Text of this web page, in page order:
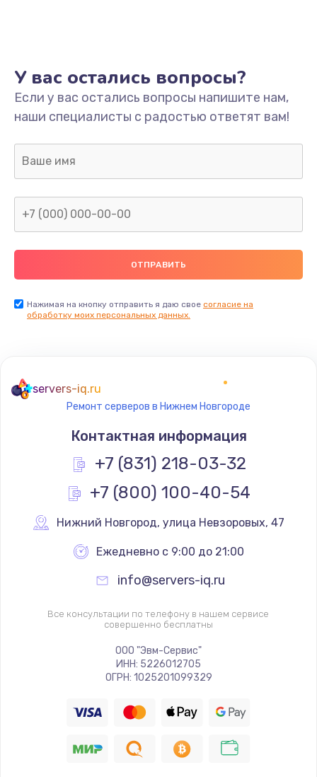
Замена жесткого диска
от 1000 руб.
Заказать
от 1340 руб.
Заказать
Замена USB порта
Заказать
Ремонт разъема питания
Ремонт петель крышки
от 990 руб.
Заказать
Замена южного моста
от 2300 руб.
Замена северного моста
Замена оперативной памяти
от 760 руб.
Заказать
Замена экрана
Заказать
У вас остались вопросы?
Если у вас остались вопросы напишите нам,
наши специалисты с радостью ответят вам!
Нажимая на кнопку отправить я даю свое согласие на
обработку моих персональных данных.
servers-iq.ru
Ремонт серверов в Нижнем Новгороде
Контактная информация
+7 (831) 218-03-32
+7 (800) 100-40-54
Нижний Новгород, улица Невзоровых, 47
Ежедневно с 9:00 до 21:00
info@servers-iq.ru
Все консультации по телефону в нашем сервисе
совершенно бесплатны
ООО "Эвм-Сервис"
ИНН: 5226012705
ОГРН: 1025201099329